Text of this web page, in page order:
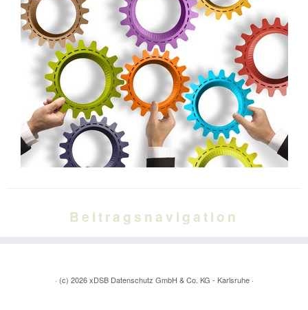
Beitragsnavigation
· (c) 2026 xDSB Datenschutz GmbH & Co. KG - Karlsruhe·